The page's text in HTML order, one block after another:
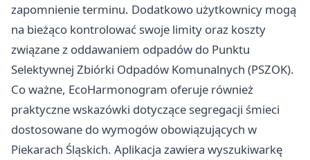
zapomnienie terminu. Dodatkowo użytkownicy mogą
na bieżąco kontrolować swoje limity oraz koszty
związane z oddawaniem odpadów do Punktu
Selektywnej Zbiórki Odpadów Komunalnych (PSZOK).
Co ważne, EcoHarmonogram oferuje również
praktyczne wskazówki dotyczące segregacji śmieci
dostosowane do wymogów obowiązujących w
Piekarach Śląskich. Aplikacja zawiera wyszukiwarkę